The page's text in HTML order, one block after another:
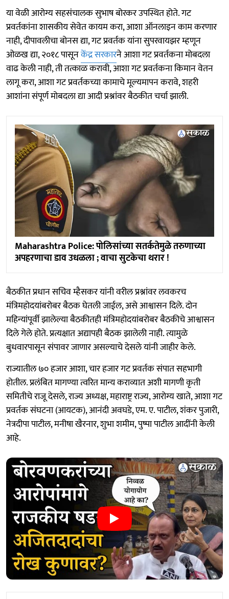
या वेळी आरोग्य सहसंचालक सुभाष बोरकर उपस्थित होते. गट
प्रवर्तकांना शासकीय सेवेत कायम करा, आशा ऑनलाइन काम करणार
नाही, दीपावलीचा बोनस द्या, गट प्रवर्तक यांना सुपरवायझर म्हणून
ओळख द्या, २०१८ पासूनकेंद्र सरकारने आशा गट प्रवर्तकना मोबदला
वाढ केली नाही, ती तत्काळ करावी, आशा गट प्रवर्तकना किमान वेतन
लागू करा, आशा गट प्रवर्तकच्या कामाचे मूल्यमापन करावे, शहरी
आशांना संपूर्ण मोबदला द्या आदी प्रश्नांवर बैठकीत चर्चा झाली.
Maharashtra Police: पोलिसांच्या सतर्कतेमुळे तरुणाच्या
अपहरणाचा डाव उधळला ; वाचा सुटकेचा थरार !
बैठकीत प्रधान सचिव म्हैसकर यांनी वरील प्रश्नांवर लवकरच
मंत्रिमहोदयांबरोबर बैठक घेतली जाईल, असे आश्वासन दिले. दोन
महिन्यांपूर्वी झालेल्या बैठकीतही मंत्रिमहोदयांबरोबर बैठकीचे आश्वासन
दिले गेले होते. प्रत्यक्षात अद्यापही बैठक झालेली नाही. त्यामुळे
बुधवारपासून संपावर जाणार असल्याचे देसले यांनी जाहीर केले.
राज्यातील ७० हजार आशा, चार हजार गट प्रवर्तक संपात सहभागी
होतील. प्रलंबित मागण्या त्वरित मान्य कराव्यात अशी मागणी कृती
समितीचे राजू देसले, राज्य अध्यक्ष, महाराष्ट्र राज्य, आरोग्य खाते, आशा गट
प्रवर्तक संघटना (आयटक), आनंदी अवघडे, एम. ए. पाटील, शंकर पुजारी,
नेत्रदीपा पाटील, मनीषा खैरनार, शुभा शमीम, पुष्पा पाटील आदींनी केली
आहे.